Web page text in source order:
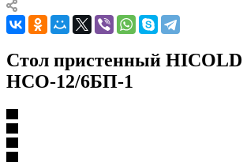
Стол пристенный HICOLD
НСО-12/6БП-1